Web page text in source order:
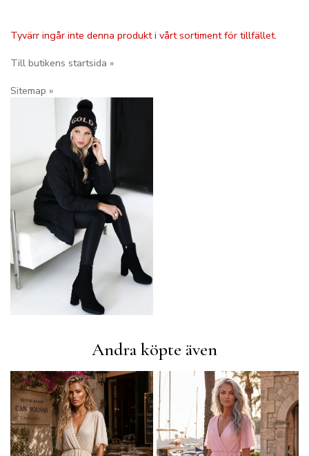
Tyvärr ingår inte denna produkt i vårt sortiment för tillfället.
Till butikens startsida »
Sitemap »
Andra köpte även